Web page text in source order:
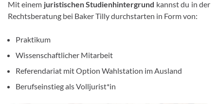
Mit einem juristischen Studienhintergrund kannst du in der
Rechtsberatung bei Baker Tilly durchstarten in Form von:
Praktikum
Wissenschaftlicher Mitarbeit
Referendariat mit Option Wahlstation im Ausland
Berufseinstieg als Volljurist*in